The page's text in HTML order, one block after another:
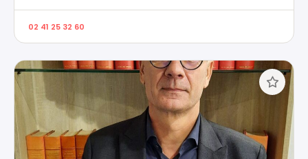
02 41 25 32 60